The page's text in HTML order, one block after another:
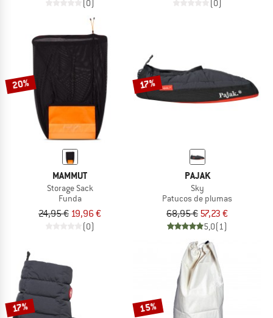
(0) (0)
20%
MAMMUT
Storage Sack
Funda
24,95 € 19,96 €
(0)
17%
PAJAK
Sky
Patucos de plumas
68,95 € 57,23 €
5,0(1)
17% 15%